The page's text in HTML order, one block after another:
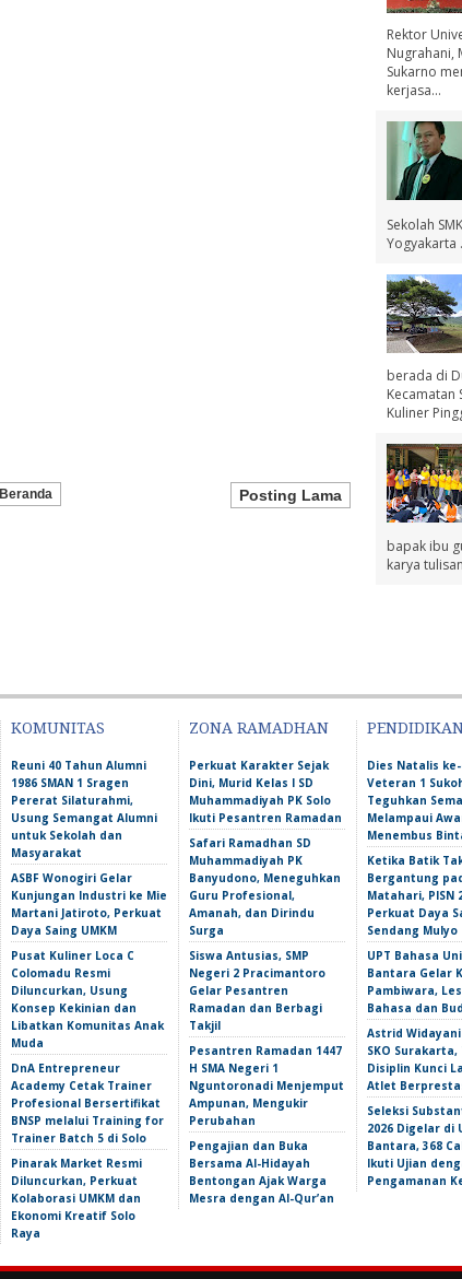
Posting Lama
Beranda
Rektor
Nugrahani,
Sukarno
kerjasa...
Sekolah
Yogyakarta
berada di
Kecamatan
Kuliner
bapak ibu
karya
KOMUNITAS
Reuni 40 Tahun Alumni
1986 SMAN 1 Sragen
Pererat Silaturahmi,
Usung Semangat Alumni
untuk Sekolah dan
Masyarakat
ASBF Wonogiri Gelar
Kunjungan Industri ke Mie
Martani Jatiroto, Perkuat
Daya Saing UMKM
Pusat Kuliner Loca C
Colomadu Resmi
Diluncurkan, Usung
Konsep Kekinian dan
Libatkan Komunitas Anak
Muda
DnA Entrepreneur
Academy Cetak Trainer
Profesional Bersertifikat
BNSP melalui Training for
Trainer Batch 5 di Solo
Pinarak Market Resmi
Diluncurkan, Perkuat
Kolaborasi UMKM dan
Ekonomi Kreatif Solo
Raya
ZONA RAMADHAN
Perkuat Karakter Sejak
Dini, Murid Kelas I SD
Muhammadiyah PK Solo
Ikuti Pesantren Ramadan
Safari Ramadhan SD
Muhammadiyah PK
Banyudono, Meneguhkan
Guru Profesional,
Amanah, dan Dirindu
Surga
Siswa Antusias, SMP
Negeri 2 Pracimantoro
Gelar Pesantren
Ramadan dan Berbagi
Takjil
Pesantren Ramadan 1447
H SMA Negeri 1
Nguntoronadi Menjemput
Ampunan, Mengukir
Perubahan
Pengajian dan Buka
Bersama Al-Hidayah
Bentongan Ajak Warga
Mesra dengan Al-Qur’an
Dies Natalis ke-
Veteran 1
Teguhkan
Melampaui
Menembus
Ketika Batik
Bergantung
Matahari, PISN
Perkuat Daya
Sendang Mulyo
UPT Bahasa
Bantara Gelar
Pambiwara,
Bahasa dan
Astrid
SKO Surakarta,
Disiplin Kunci
Atlet
Seleksi
2026 Digelar di
Bantara, 368
Ikuti Ujian
Pengamanan